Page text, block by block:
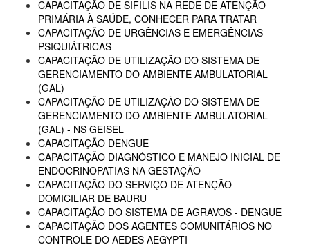
CAPACITAÇÃO DE SIFILIS NA REDE DE ATENÇÃO
PRIMÁRIA À SAÚDE, CONHECER PARA TRATAR
CAPACITAÇÃO DE URGÊNCIAS E EMERGÊNCIAS
PSIQUIÁTRICAS
CAPACITAÇÃO DE UTILIZAÇÃO DO SISTEMA DE
GERENCIAMENTO DO AMBIENTE AMBULATORIAL
(GAL)
CAPACITAÇÃO DE UTILIZAÇÃO DO SISTEMA DE
GERENCIAMENTO DO AMBIENTE AMBULATORIAL
(GAL) - NS GEISEL
CAPACITAÇÃO DENGUE
CAPACITAÇÃO DIAGNÓSTICO E MANEJO INICIAL DE
ENDOCRINOPATIAS NA GESTAÇÃO
CAPACITAÇÃO DO SERVIÇO DE ATENÇÃO
DOMICILIAR DE BAURU
CAPACITAÇÃO DO SISTEMA DE AGRAVOS - DENGUE
CAPACITAÇÃO DOS AGENTES COMUNITÁRIOS NO
CONTROLE DO AEDES AEGYPTI